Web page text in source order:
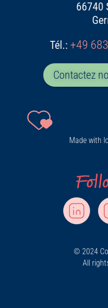
66740
Tél .: +49
Contactez
Made with
© 2024
All